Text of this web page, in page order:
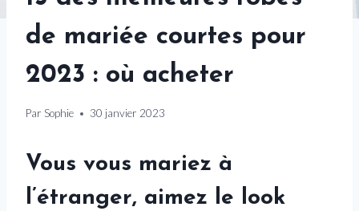
de mariée courtes pour
2023 : où acheter
Par Sophie 30 janvier 2023
Vous vous mariez à
l’étranger, aimez le look